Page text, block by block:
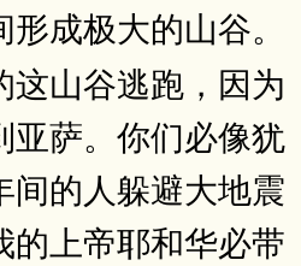
成极大的山谷。
这山谷逃跑，因为
亚萨。你们必像犹
间的人躲避大地震
的上帝耶和华必带